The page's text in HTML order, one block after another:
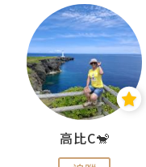
高比C🐒